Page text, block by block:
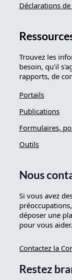
Déclarations
Trouvez les
besoin, qu'il
rapports, de
Portails
Publications
Formulaires,
Outils
Nous
Si vous avez
déposer une
pour vous aider.
Contactez la
Restez